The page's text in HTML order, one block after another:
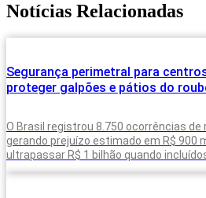
Notícias Relacionadas
Segurança perimetral para
proteger galpões e pátios do
O Brasil registrou 8.750 ocorrências de
gerando prejuízo estimado em R$ 900
ultrapassar R$ 1 bilhão quando